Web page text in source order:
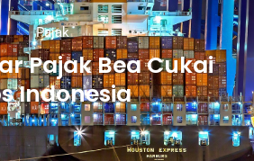
Pajak
Pajak Bea Cukai
Indonesia